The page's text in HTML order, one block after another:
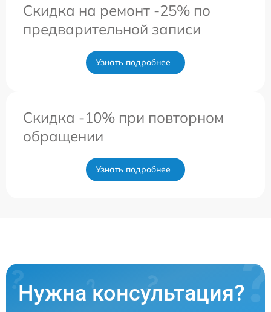
Скидка на ремонт -25% по
предварительной записи
Узнать подробнее
Скидка -10% при повторном
обращении
Узнать подробнее
Нужна консультация?